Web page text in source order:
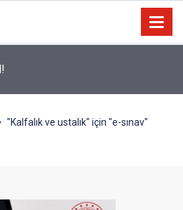
bir yılda iki katına çıktı
"Kalfalık ve ustalık" için "e-sınav"